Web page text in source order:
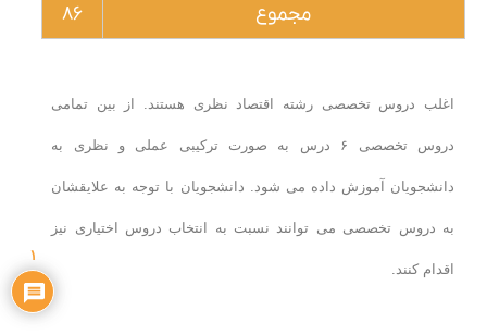
مجموع
۸۶
اغلب دروس تخصصی رشته اقتصاد نظری هستند. از بین تمامی
دروس تخصصی ۶ درس به صورت ترکیبی عملی و نظری به
دانشجویان آموزش داده می شود. دانشجویان با توجه به علایقشان
به دروس تخصصی می توانند نسبت به انتخاب دروس اختیاری نیز
اقدام کنند.
۱